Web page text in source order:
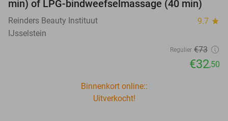
min) of LPG-bindweefselmassage (40 min)
Reinders Beauty Instituut 9.7 star
IJsselstein
Regulier €73
€32,50
Binnenkort online::
Uitverkocht!